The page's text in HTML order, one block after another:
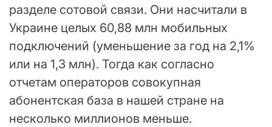
разделе сотовой связи. Они насчитали в
Украине целых 60,88 млн мобильных
подключений (уменьшение за год на 2,1%
или на 1,3 млн). Тогда как согласно
отчетам операторов совокупная
абонентская база в нашей стране на
несколько миллионов меньше.